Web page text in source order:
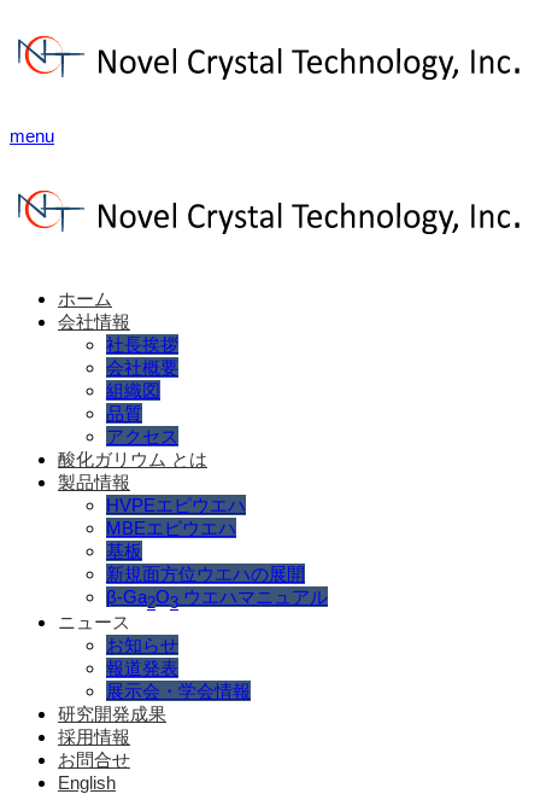
menu
ホーム
会社情報
社長挨拶
会社概要
組織図
品質
アクセス
酸化ガリウム とは
製品情報
HVPEエピウエハ
MBEエピウエハ
基板
新規面方位ウエハの展開
β-Ga2O3 ウエハマニュアル
ニュース
お知らせ
報道発表
展示会・学会情報
研究開発成果
採用情報
お問合せ
English